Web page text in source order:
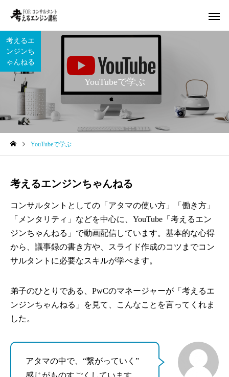
YouTubeで学ぶ
考えるエ
ンジンち
ゃんねる
YouTubeで学ぶ
考えるエンジンちゃんねる
コンサルタントとしての「アタマの使い方」「働き方」
「メンタリティ」などを中心に、YouTube「考えるエン
ジンちゃんねる」で動画配信しています。基本的な心得
から、議事録の書き方や、スライド作成のコツまでコン
サルタントに必要なスキルが学べます。
弟子のひとりである、PwCのマネージャーが「考えるエ
ンジンちゃんねる」を見て、こんなことを言ってくれま
した。
アタマの中で、“繋がっていく”
感じがものすごくしています。